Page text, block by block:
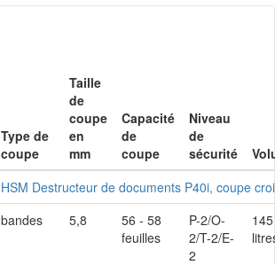
Type de
coupe
Taille
de
coupe
en
mm
Capacité
de
coupe
Niveau
de
sécurité
HSM Destructeur de documents P40i, coupe
bandes
5,8
56 - 58
feuilles
P-2/O-
2/T-2/E-
2
145